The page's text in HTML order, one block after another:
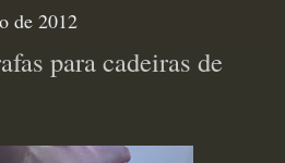
de 2012
para cadeiras de